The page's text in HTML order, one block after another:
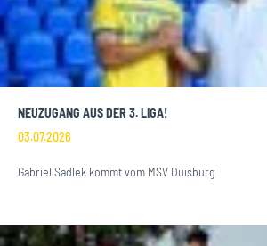
NEUZUGANG AUS DER 3. LIGA!
03.07.2026
Gabriel Sadlek kommt vom MSV Duisburg